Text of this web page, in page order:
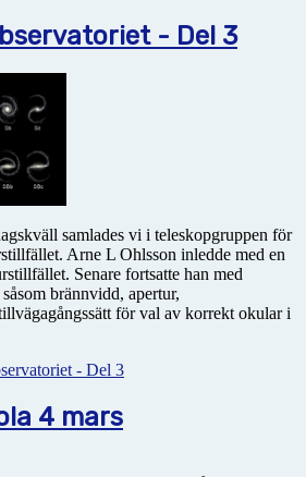
- Del 3
samlades vi i teleskopgruppen för
Arne L Ohlsson inledde med en
Senare fortsatte han med
brännvidd, apertur,
för val av korrekt okular i
- Del 3
4 mars